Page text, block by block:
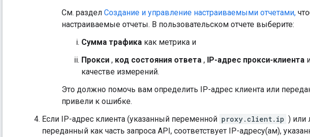
См. раздел Создание и управление настраиваемыми отчетами,
настраиваемые отчеты. В пользовательском отчете выберите:
Сумма трафика как метрика и
Прокси , код состояния ответа , IP-адрес прокси-клиента
качестве измерений.
Это должно помочь вам определить IP-адрес клиента или
привели к ошибке.
Если IP-адрес клиента (указанный переменной proxy.client.ip ) или
переданный как часть запроса API, соответствует IP-адресу(ам),